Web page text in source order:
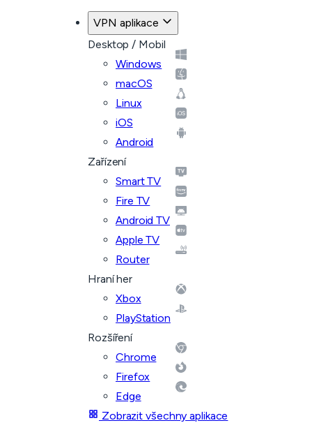
VPN aplikace
Desktop / Mobil
Windows
macOS
Linux
iOS
Android
Zařízení
Smart TV
Fire TV
Android TV
Apple TV
Router
Hraní her
Xbox
PlayStation
Rozšíření
Chrome
Firefox
Edge
Zobrazit všechny aplikace